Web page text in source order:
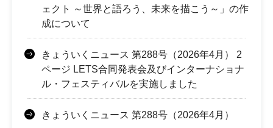
ェクト ～世界と語ろう、未来を描こう～」の作
成について
きょういくニュース 第288号（2026年4月） 2
ページ LETS合同発表会及びインターナショナ
ル・フェスティバルを実施しました
きょういくニュース 第288号（2026年4月）